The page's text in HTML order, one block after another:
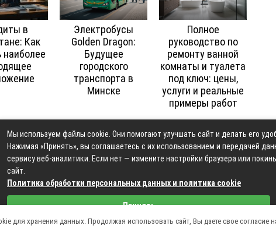
в
Как
наиболее
Электробусы
Golden Dragon:
Будущее
городского
транспорта в
Минске
Полное
руководство по
ремонту ванной
комнаты и туалета
под ключ: цены,
услуги и реальные
примеры работ
Контакты Карта
Связаться с редакцией сайта:
Политика обработки персональных данных
Мы используем файлы cookie. Они помогают улучшать сайт и делать его
Нажимая «Принять», вы соглашаетесь с их использованием и передачей
сервису веб-аналитики. Если нет — измените настройки браузера или
сайт.
Политика обработки персональных данных и политика cookie
Принять
для хранения данных. Продолжая использовать сайт, Вы даете свое согласие